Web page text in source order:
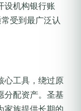
设机构银行账
受到最广泛认
心工具，绕过原
分配资产。圣基
家族提供长期的